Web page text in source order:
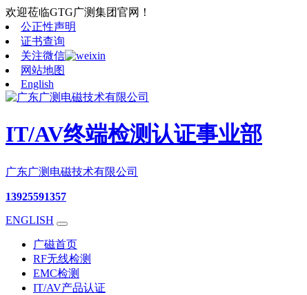
欢迎莅临GTG广测集团官网！
公正性声明
证书查询
关注微信
网站地图
English
IT/AV终端检测认证事业部
广东广测电磁技术有限公司
13925591357
ENGLISH
广磁首页
RF无线检测
EMC检测
IT/AV产品认证